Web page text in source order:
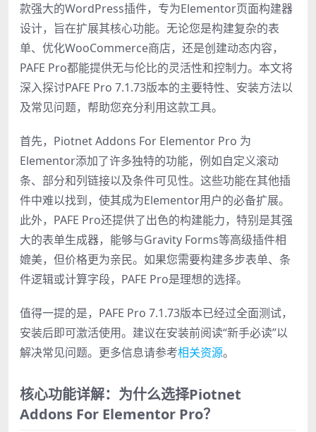
款强大的WordPress插件，专为Elementor页面构建器
设计，旨在扩展其核心功能。无论您是构建复杂的表
单、优化WooCommerce商店，还是创建动态内容，
PAFE Pro都能提供无与伦比的灵活性和控制力。本文将
深入探讨PAFE Pro 7.1.73版本的主要特性、安装方法以
及常见问题，帮助您充分利用这款工具。
首先，Piotnet Addons For Elementor Pro 为
Elementor添加了许多独特的功能，例如自定义滚动
条、部分和列链接以及条件可见性。这些功能在其他插
件中难以找到，使其成为Elementor用户的必备扩展。
此外，PAFE Pro还提供了出色的构建能力，特别是其强
大的表单生成器，能够与Gravity Forms等高级插件相
媲美，但价格更为亲民。如果您需要构建多步表单、条
件逻辑或计算字段，PAFE Pro是理想的选择。
值得一提的是，PAFE Pro 7.1.73版本已经过全面测试，
安装后即可激活使用。建议在安装前阅读“新手必读”以
解决常见问题。更多信息请参考相关资源。
核心功能详解：为什么选择Piotnet
Addons For Elementor Pro？